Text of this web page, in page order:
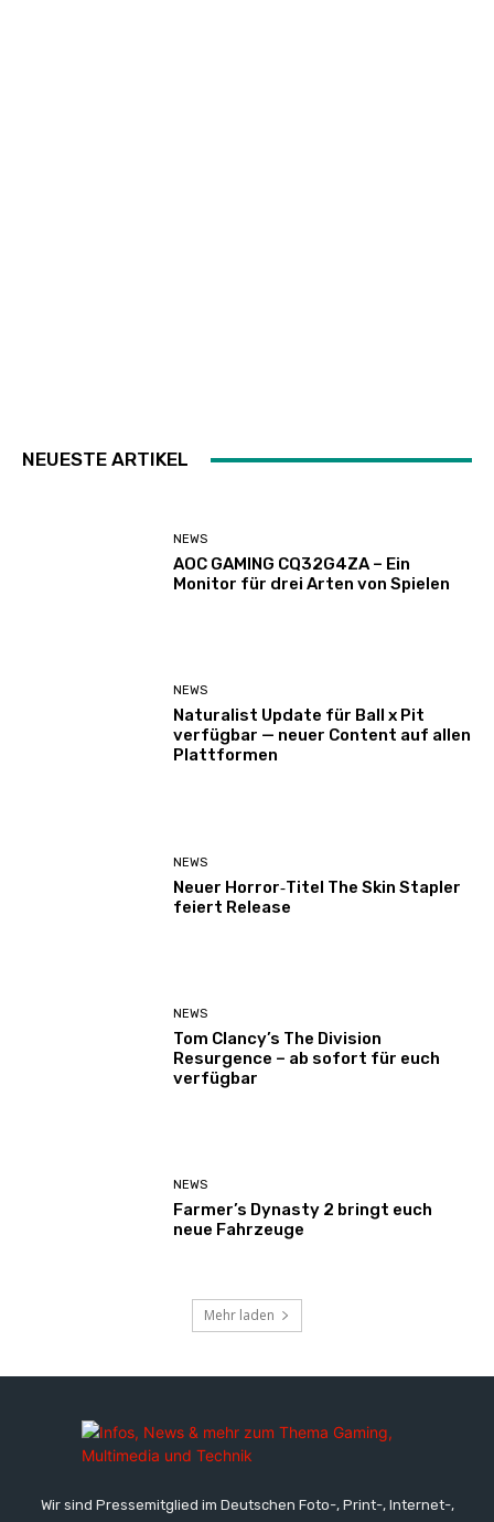
NEUESTE ARTIKEL
NEWS
AOC GAMING CQ32G4ZA – Ein
Monitor für drei Arten von Spielen
NEWS
Naturalist Update für Ball x Pit
verfügbar — neuer Content auf allen
Plattformen
NEWS
Neuer Horror‑Titel The Skin Stapler
feiert Release
NEWS
Tom Clancy’s The Division
Resurgence – ab sofort für euch
verfügbar
NEWS
Farmer’s Dynasty 2 bringt euch
neue Fahrzeuge
Mehr laden
Wir sind Pressemitglied im Deutschen Foto-, Print-, Internet-,